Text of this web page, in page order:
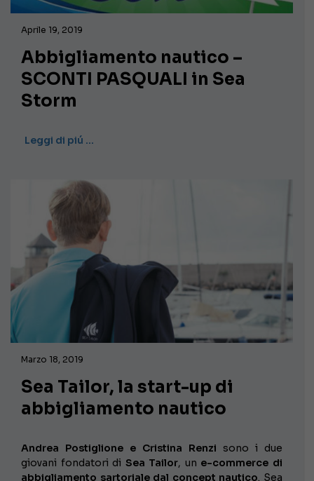
Aprile 19, 2019
Abbigliamento nautico –
SCONTI PASQUALI in Sea
Storm
Leggi di piú …
Marzo 18, 2019
Sea Tailor, la start-up di
abbigliamento nautico
Andrea Postiglione e Cristina Renzi sono i due
giovani fondatori di Sea Tailor, un e-commerce di
abbigliamento sartoriale dal concept nautico. Sea